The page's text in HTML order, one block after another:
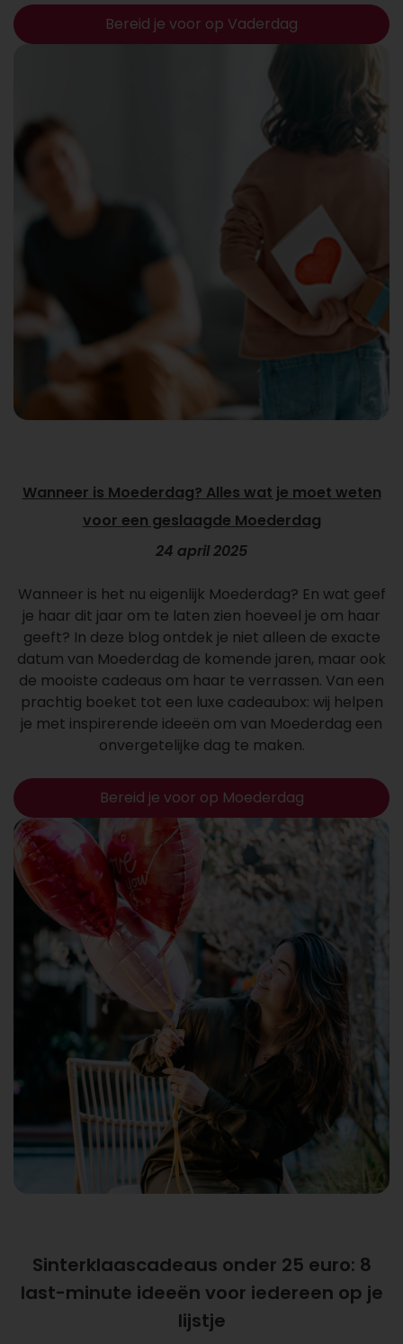
Bereid je voor op Vaderdag
Wanneer is Moederdag? Alles wat je moet weten
voor een geslaagde Moederdag
24 april 2025
Wanneer is het nu eigenlijk Moederdag? En wat geef
je haar dit jaar om te laten zien hoeveel je om haar
geeft? In deze blog ontdek je niet alleen de exacte
datum van Moederdag de komende jaren, maar ook
de mooiste cadeaus om haar te verrassen. Van een
prachtig boeket tot een luxe cadeaubox: wij helpen
je met inspirerende ideeën om van Moederdag een
onvergetelijke dag te maken.
Bereid je voor op Moederdag
Sinterklaascadeaus onder 25 euro: 8
last-minute ideeën voor iedereen op je
lijstje